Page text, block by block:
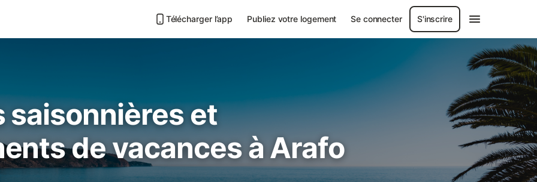
Télécharger l’app Publiez votre logement Se connecter S'inscrire
saisonnières et
de vacances à Arafo